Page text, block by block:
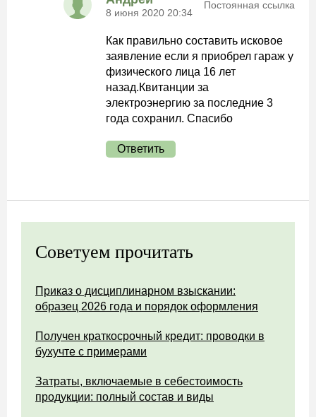
8 июня 2020 20:34
Постоянная ссылка
Как правильно составить исковое
заявление если я приобрел гараж у
физического лица 16 лет
назад.Квитанции за
электроэнергию за последние 3
года сохранил. Спасибо
Ответить
Советуем прочитать
Приказ о дисциплинарном взыскании:
образец 2026 года и порядок оформления
Получен краткосрочный кредит: проводки в
бухучте с примерами
Затраты, включаемые в себестоимость
продукции: полный состав и виды